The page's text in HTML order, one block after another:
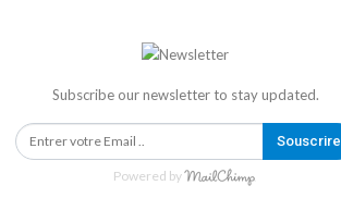
Subscribe our newsletter to stay updated.
Souscrire
Powered by